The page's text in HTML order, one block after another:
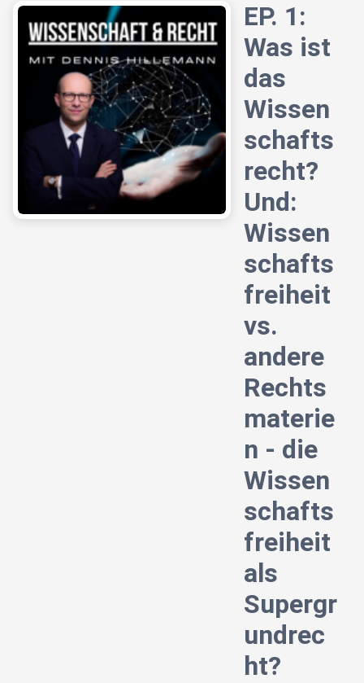
EP. 1:
Was ist
das
Wissen
schafts
recht?
Und:
Wissen
schafts
freiheit
vs.
andere
Rechts
materie
n - die
Wissen
schafts
freiheit
als
Supergr
undrec
ht?